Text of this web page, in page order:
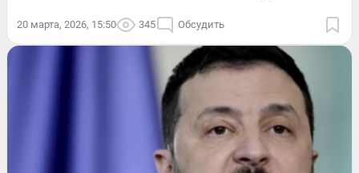
20 марта, 2026, 15:50 345 Обсудить